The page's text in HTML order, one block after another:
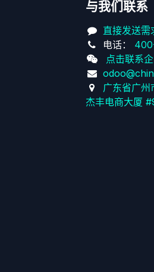
与我们联系
直接发送需
电话：
点击联系
广东省广州
杰丰电商大厦